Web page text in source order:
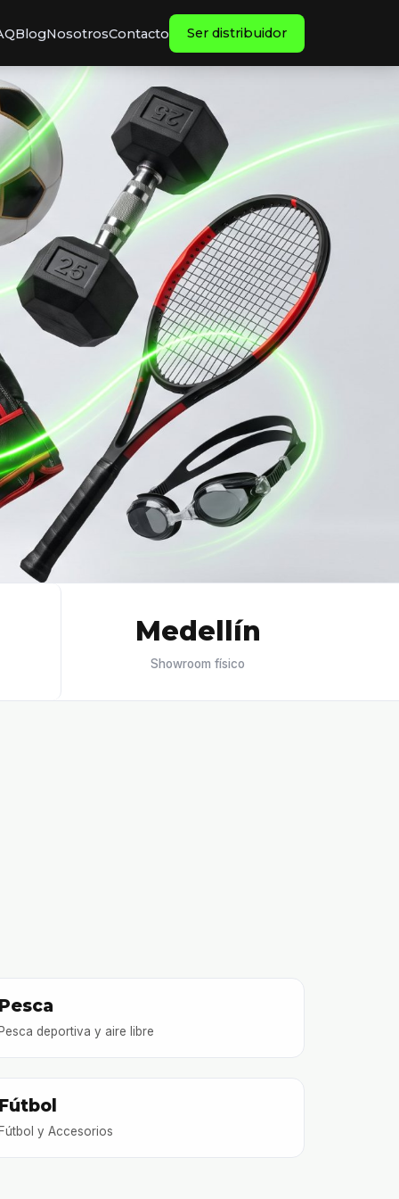
BlogNosotrosContacto Ser distribuidor
Medellín
Showroom físico
deportiva y aire libre
y Accesorios